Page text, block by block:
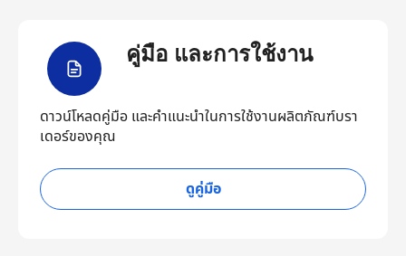
คู่มือ และการใช้งาน
ดาวน์โหลดคู่มือ และคำแนะนำในการใช้งานผลิตภัณฑ์บรา
เดอร์ของคุณ
ดูคู่มือ